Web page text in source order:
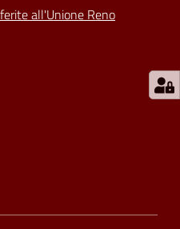
all'Unione Reno